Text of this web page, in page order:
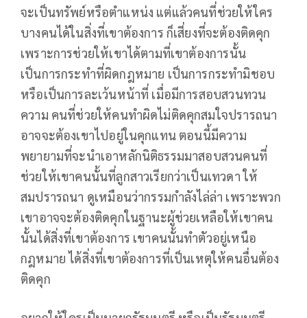
จะเป็นทรัพย์หรือตำแหน่ง แต่แล้วคนที่ช่วยให้ใคร
บางคนได้ในสิ่งที่เขาต้องการ ก็เสี่ยงที่จะต้องติดคุก
เพราะการช่วยให้เขาได้ตามที่เขาต้องการนั้น
เป็นการกระทำที่ผิดกฎหมาย เป็นการกระทำมิชอบ
หรือเป็นการละเว้นหน้าที่ เมื่อมีการสอบสวนทวน
ความ คนที่ช่วยให้คนทำผิดไม่ติดคุกสมใจปรารถนา
อาจจะต้องเขาไปอยู่ในคุกแทน ตอนนี้มีความ
พยายามที่จะนำเอาหลักนิติธรรมมาสอบสวนคนที่
ช่วยให้เขาคนนั้นที่ลูกสาวเรียกว่าเป็นเทวดา ให้
สมปรารถนา ดูเหมือนว่ากรรมกำลังไล่ล่า เพราะพวก
เขาอาจจะต้องติดคุกในฐานะผู้ช่วยเหลือให้เขาคน
นั้นได้สิ่งที่เขาต้องการ เขาคนนั้นทำตัวอยู่เหนือ
กฎหมาย ได้สิ่งที่เขาต้องการที่เป็นเหตุให้คนอื่นต้อง
ติดคุก